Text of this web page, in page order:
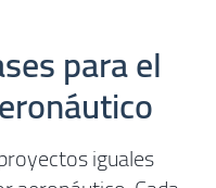
para el
iguales